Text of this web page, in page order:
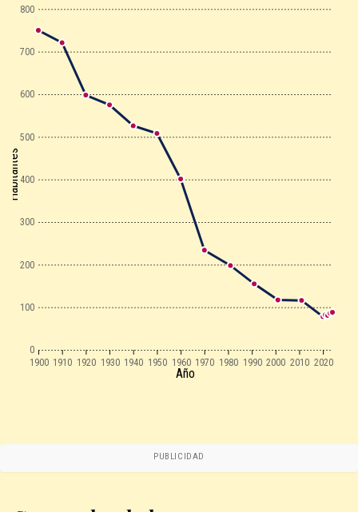
1900 1910 1920 1930 1940 1950 1960 1970 1980 1990 2000 2010 2020
0
100
200
300
400
500
600
700
800
Año
Habitantes
PUBLICIDAD